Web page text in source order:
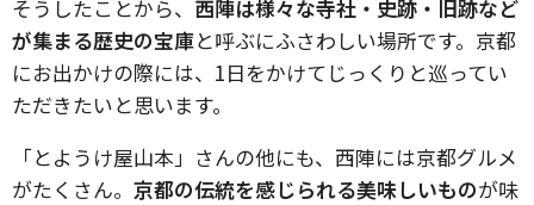
そうしたことから、 西陣は様々な寺社・史跡・旧跡など
が集まる歴史の宝庫と呼ぶにふさわしい場所です。京都
にお出かけの際には、1日をかけてじっくりと巡ってい
ただきたいと思います。
「とようけ屋山本」さんの他にも、西陣には京都グルメ
がたくさん。 京都の伝統を感じられる美味しいものが味